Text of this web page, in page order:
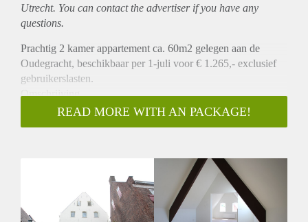
Utrecht. You can contact the advertiser if you have any
questions.
Prachtig 2 kamer appartement ca. 60m2 gelegen aan de
Oudegracht, beschikbaar per 1-juli voor € 1.265,- exclusief
gebruikerslasten.
Omschrijving
Dit prachtig volledig gerenoveerd appartement is gelegen op
een unieke locatie in een voormalig pandhuis waar een bank
appartement is voorzien van een ruime woonkamer met open
keuken die is v.v. van alle benodigde inbouwapparatuur.
Daarbij heeft het appartement een ruime slaapkamer en
badkamer met douche en wastafel. Er is een separaat toilet en
READ MORE WITH AN PACKAGE!